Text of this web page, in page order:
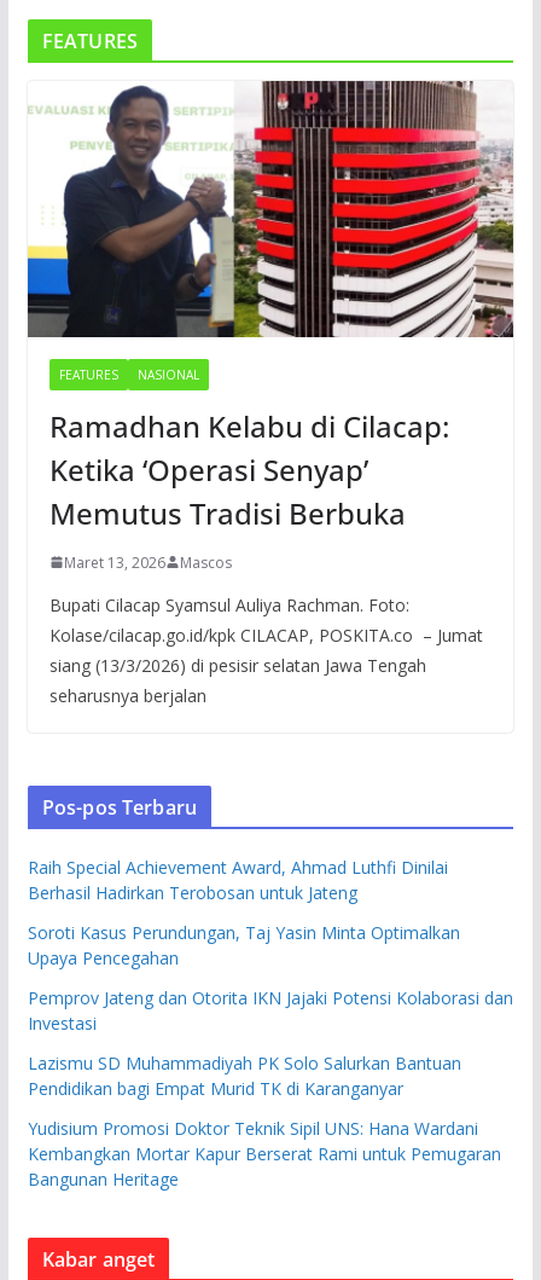
FEATURES
FEATURES NASIONAL
Ramadhan Kelabu di Cilacap:
Ketika ‘Operasi Senyap’
Memutus Tradisi Berbuka
Maret 13, 2026 Mascos
Bupati Cilacap Syamsul Auliya Rachman. Foto:
Kolase/cilacap.go.id/kpk CILACAP, POSKITA.co – Jumat
siang (13/3/2026) di pesisir selatan Jawa Tengah
seharusnya berjalan
Pos-pos Terbaru
Raih Special Achievement Award, Ahmad Luthfi Dinilai
Berhasil Hadirkan Terobosan untuk Jateng
Soroti Kasus Perundungan, Taj Yasin Minta Optimalkan
Upaya Pencegahan
Pemprov Jateng dan Otorita IKN Jajaki Potensi Kolaborasi dan
Investasi
Lazismu SD Muhammadiyah PK Solo Salurkan Bantuan
Pendidikan bagi Empat Murid TK di Karanganyar
Yudisium Promosi Doktor Teknik Sipil UNS: Hana Wardani
Kembangkan Mortar Kapur Berserat Rami untuk Pemugaran
Bangunan Heritage
Kabar anget